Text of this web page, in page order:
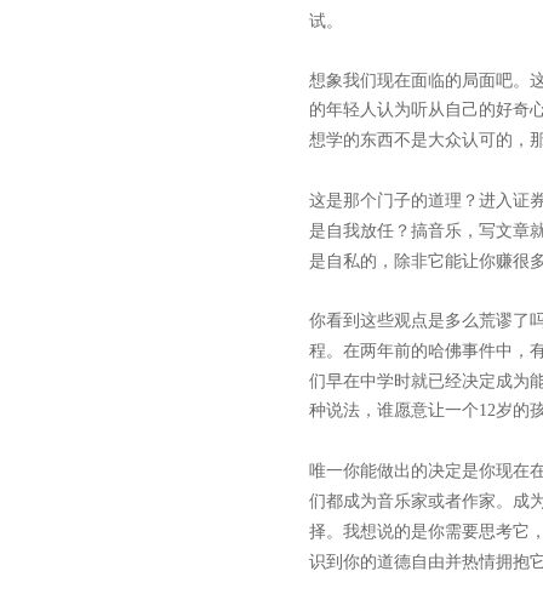
试。
想象我们现在面临的局面吧。
的年轻人认为听从自己的好奇
想学的东西不是大众认可的，
这是那个门子的道理？进入证
是自我放任？搞音乐，写文章
是自私的，除非它能让你赚很
你看到这些观点是多么荒谬了
程。在两年前的哈佛事件中，
们早在中学时就已经决定成为
种说法，谁愿意让一个12岁的
唯一你能做出的决定是你现在
们都成为音乐家或者作家。成
择。我想说的是你需要思考它
识到你的道德自由并热情拥抱